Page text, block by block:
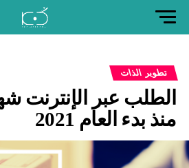
تطوير الذات
الطلب عبر الإنترنت
منذ بدء العام 2021